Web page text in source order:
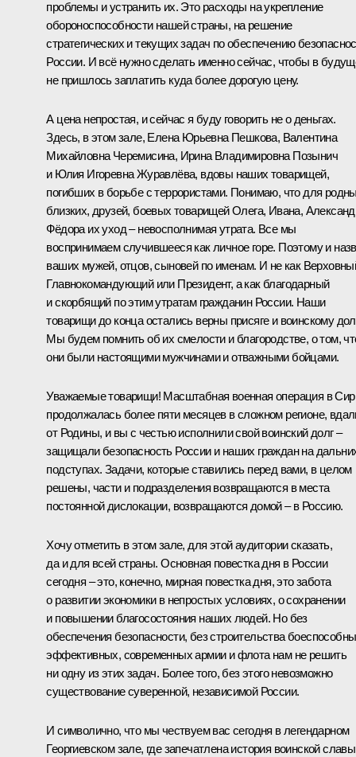
проблемы и устранить их. Это расходы на укрепление
обороноспособности нашей страны, на решение
стратегических и текущих задач по обеспечению
России. И всё нужно сделать именно сейчас, чтобы в
не пришлось заплатить куда более дорогую цену.
А цена непростая, и сейчас я буду говорить не о деньгах.
Здесь, в этом зале, Елена Юрьевна Пешкова, Валентина
Михайловна Черемисина, Ирина Владимировна Позынич
и Юлия Игоревна Журавлёва, вдовы наших товарищей,
погибших в борьбе с террористами. Понимаю, что для
близких, друзей, боевых товарищей Олега, Ивана,
Фёдора их уход – невосполнимая утрата. Все мы
воспринимаем случившееся как личное горе. Поэтому и
ваших мужей, отцов, сыновей по именам. И не как
Главнокомандующий или Президент, а как благодарный
и скорбящий по этим утратам гражданин России. Наши
товарищи до конца остались верны присяге и воинскому
Мы будем помнить об их смелости и благородстве, о том,
они были настоящими мужчинами и отважными бойцами.
Уважаемые товарищи! Масштабная военная операция в
продолжалась более пяти месяцев в сложном регионе,
от Родины, и вы с честью исполнили свой воинский долг –
защищали безопасность России и наших граждан на
подступах. Задачи, которые ставились перед вами, в целом
решены, части и подразделения возвращаются в места
постоянной дислокации, возвращаются домой – в Россию.
Хочу отметить в этом зале, для этой аудитории сказать,
да и для всей страны. Основная повестка дня в России
сегодня – это, конечно, мирная повестка дня, это забота
о развитии экономики в непростых условиях, о сохранении
и повышении благосостояния наших людей. Но без
обеспечения безопасности, без строительства
эффективных, современных армии и флота нам не решить
ни одну из этих задач. Более того, без этого невозможно
существование суверенной, независимой России.
И символично, что мы чествуем вас сегодня в легендарном
Георгиевском зале, где запечатлена история воинской славы